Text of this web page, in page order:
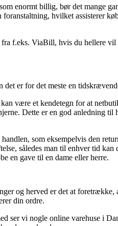
enormt billig, bør det mange
hvilket assisterer
f.eks. ViaBill, hvis du hellere vil
er for det meste en
være et kendetegn for at
Dette er en god anledning til
som eksempelvis den
således man til enhver tid kan
en gave til en dame eller herre.
og herved er det at foretrække,
din ordre.
ser vi nogle online varehuse i